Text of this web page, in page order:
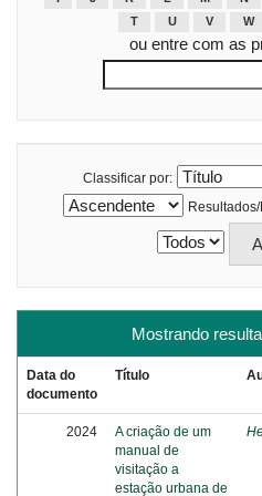
T
U V W
ou entre com as
Classificar por:
Mostrando
Data do
documento
Título
2024
A criação de um
manual de
visitação a
estação urbana de